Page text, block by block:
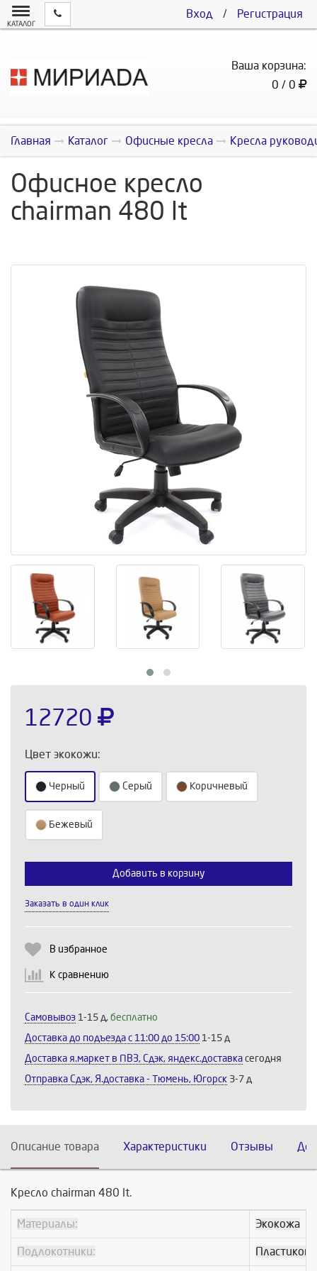
Вход / Регистрация
КАТАЛОГ
Ваша корзина:
0 / 0
Главная Каталог Офисные кресла Кресла
Офисное кресло
chairman 480 lt
12720
Цвет экокожи:
Черный Серый Коричневый
Бежевый
Выберите количество:
Продолжить Отмена
Добавить в корзину
Заказать в один клик
В избранное
К сравнению
Самовывоз 1-15 д, бесплатно
Доставка до подъезда c 11:00 до 15:00 1-15 д
Доставка я.маркет в ПВЗ, Сдэк, яндекс.доставка сегодня
Отправка Сдэк, Я.доставка - Тюмень, Югорск 3-7 д
Описание товара Характеристики Отзывы
Кресло chairman 480 lt.
Материалы: Экокожа
Подлокотники: